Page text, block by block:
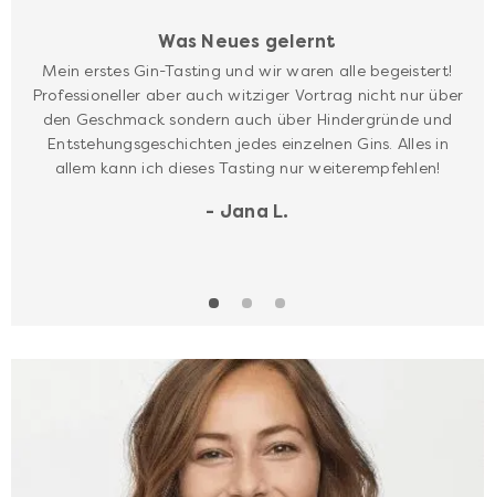
Alle Online-Events Mehr anzeigen
Online-Backkurse Mehr anzeigen
Was Neues gelernt
Mein erstes Gin-Tasting und wir waren alle begeistert!
Professioneller aber auch witziger Vortrag nicht nur über
den Geschmack sondern auch über Hindergründe und
Entstehungsgeschichten jedes einzelnen Gins. Alles in
allem kann ich dieses Tasting nur weiterempfehlen!
- Jana L.